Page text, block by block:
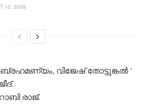
10, 2026
വിജേഷ് തോട്ടുങ്കൽ ‘
രാജ്.